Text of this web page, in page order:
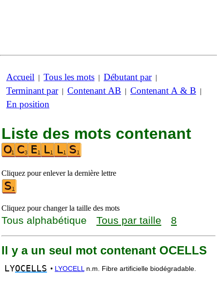
Accueil | Tous les mots | Débutant par|
Terminant par| Contenant AB | Contenant A & B |
En position
Liste des mots contenant
Cliquez pour enlever la dernière lettre
Cliquez pour changer la taille des mots
Tous alphabétique Tous par taille 8
Il y a un seul mot contenant OCELLS
LYOCELLS • LYOCELL n.m. Fibre artificielle biodégradable.